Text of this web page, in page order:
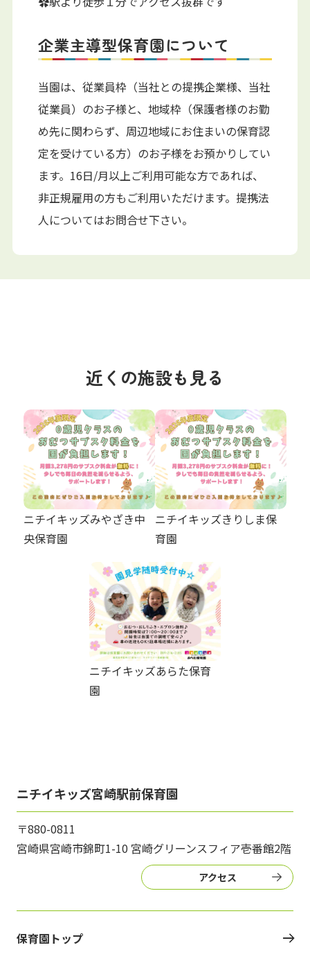
企業主導型保育園について
当園は、従業員枠（当社との提携企業様、当社
従業員）のお子様と、地域枠（保護者様のお勤
め先に関わらず、周辺地域にお住まいの保育認
定を受けている方）のお子様をお預かりしてい
ます。16日/月以上ご利用可能な方であれば、
非正規雇用の方もご利用いただけます。提携法
人についてはお問合せ下さい。
近くの施設も見る
ニチイキッズみやざき中
央保育園
ニチイキッズきりしま保
育園
ニチイキッズあらた保育
園
ニチイキッズ宮崎駅前保育園
〒880-0811
宮崎県宮崎市錦町1-10 宮崎グリーンスフィア壱番館2階
アクセス
保育園トップ